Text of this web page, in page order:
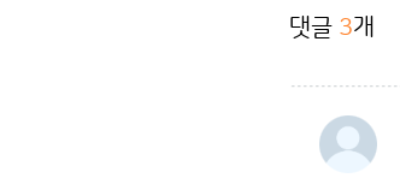
댓글 3개